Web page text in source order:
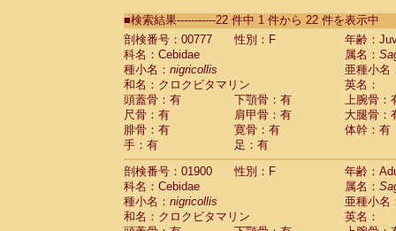
CebidaeSaguinus labiatus(0)
Cebidae Saguinus leucopus (2)
Cebidae
CebidaeSaguinus mystax
CebidaeSaguinus nigricollis (22)
Cebidae Saguinus oedipus
Cebidae Saguinus weddelli
Cebidae Saguinusspp.
Cebidae Aotus trivirgatus
Cebidae Cebus albifrons
Cebidae
CebidaeCebus capucinus
CebidaeCebus nigrivittatus
■検索結果-----------22 件中 1 件から 22 件を表示中
剖検番号：00777
性別：F
年齢：
科名：Cebidae
属名：
種小名： nigricollis
亜種小名
和名：クロクビタマリン
英名：
頭蓋骨：有
下顎骨：有
上腕骨：
尺骨：有
肩甲骨：有
大腿骨：
腓骨：有
寛骨：有
体幹：有
手：有
足：有
剖検番号：01900
性別：F
年齢：
科名：Cebidae
属名：
種小名： nigricollis
亜種小名
和名：クロクビタマリン
英名：